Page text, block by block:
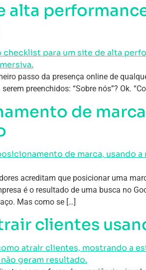
alta
passo da presença online de
preenchidos: “Sobre nós”? Ok.
de
acreditam que posicionar uma
é o resultado de uma busca no
Mas como se […]
clientes